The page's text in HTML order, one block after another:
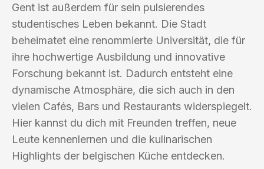
Gent ist außerdem für sein pulsierendes
studentisches Leben bekannt. Die Stadt
beheimatet eine renommierte Universität, die für
ihre hochwertige Ausbildung und innovative
Forschung bekannt ist. Dadurch entsteht eine
dynamische Atmosphäre, die sich auch in den
vielen Cafés, Bars und Restaurants widerspiegelt.
Hier kannst du dich mit Freunden treffen, neue
Leute kennenlernen und die kulinarischen
Highlights der belgischen Küche entdecken.